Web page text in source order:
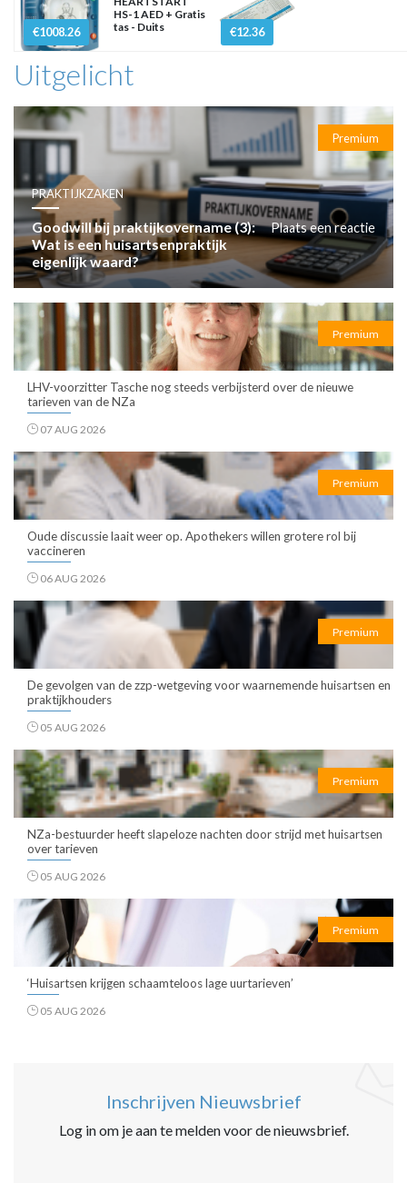
€1008.26
HS-1 AED + Gratis
tas - Duits
€12.36
Uitgelicht
Premium
PRAKTIJKZAKEN
Goodwill bij praktijkovername (3):
Wat is een huisartsenpraktijk
eigenlijk waard?
Plaats een reactie
Premium
LHV-voorzitter Tasche nog steeds verbijsterd over de nieuwe
tarieven van de NZa
07 AUG 2026
Premium
Oude discussie laait weer op. Apothekers willen grotere rol bij
vaccineren
06 AUG 2026
Premium
De gevolgen van de zzp-wetgeving voor waarnemende huisartsen en
praktijkhouders
05 AUG 2026
Premium
NZa-bestuurder heeft slapeloze nachten door strijd met huisartsen
over tarieven
05 AUG 2026
Premium
‘Huisartsen krijgen schaamteloos lage uurtarieven’
05 AUG 2026
Inschrijven Nieuwsbrief
Log in om je aan te melden voor de nieuwsbrief.